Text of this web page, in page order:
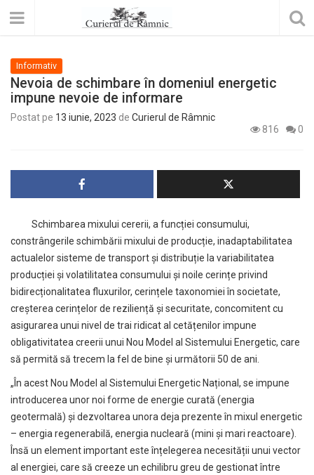
Informativ
Nevoia de schimbare în domeniul energetic
impune nevoie de informare
Postat pe 13 iunie, 2023 de Curierul de Râmnic
816
0
Schimbarea mixului cererii, a funcției consumului,
constrângerile schimbării mixului de producție, inadaptabilitatea
actualelor sisteme de transport și distribuție la variabilitatea
producției și volatilitatea consumului și noile cerințe privind
bidirecționalitatea fluxurilor, cerințele taxonomiei în societate,
creșterea cerințelor de reziliență și securitate, concomitent cu
asigurarea unui nivel de trai ridicat al cetățenilor impune
obligativitatea creerii unui Nou Model al Sistemului Energetic, care
să permită să trecem la fel de bine și următorii 50 de ani.
„În acest Nou Model al Sistemului Energetic Național, se impune
introducerea unor noi forme de energie curată (energia
geotermală) și dezvoltarea unora deja prezente în mixul energetic
– energia regenerabilă, energia nucleară (mini și mari reactoare).
Însă un element important este înțelegerea necesității unui vector
al energiei, care să creeze un echilibru greu de gestionat între